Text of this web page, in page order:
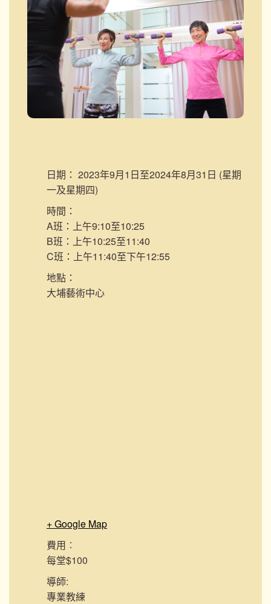
日期： 2023年9月1日至2024年8月31日 (星期
一及星期四)
時間：
A班：上午9:10至10:25
B班：上午10:25至11:40
C班：上午11:40至下午12:55
地點：
大埔藝術中心
+ Google Map
費用︰
每堂$100
導師:
專業教練